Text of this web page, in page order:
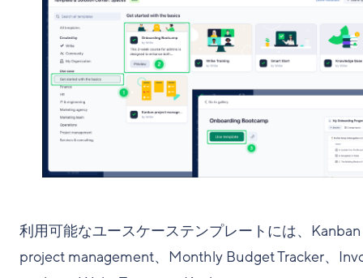
利用可能なユースケーステンプレートには、Kanban
project management、Monthly Budget Tracker、